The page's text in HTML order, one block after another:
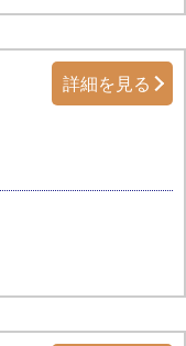
詳細を見る